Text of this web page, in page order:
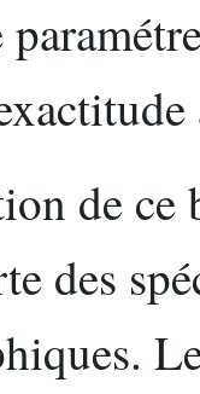
de ce
des